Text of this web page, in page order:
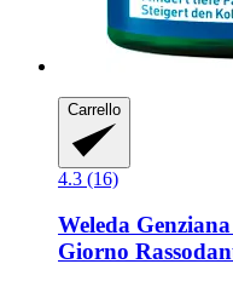
Carrello
4.3 (16)
Weleda
Giorno